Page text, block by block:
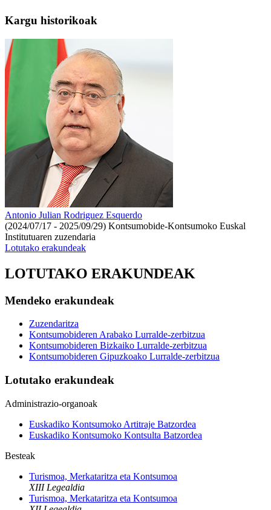
Kargu historikoak
Antonio Julian Rodriguez Esquerdo
(2024/07/17 - 2025/09/29) Kontsumobide-Kontsumoko Euskal
Institutuaren zuzendaria
Lotutako erakundeak
LOTUTAKO ERAKUNDEAK
Mendeko erakundeak
Zuzendaritza
Kontsumobideren Arabako Lurralde-zerbitzua
Kontsumobideren Bizkaiko Lurralde-zerbitzua
Kontsumobideren Gipuzkoako Lurralde-zerbitzua
Lotutako erakundeak
Administrazio-organoak
Euskadiko Kontsumoko Artitraje Batzordea
Euskadiko Kontsumoko Kontsulta Batzordea
Besteak
Turismoa, Merkataritza eta Kontsumoa
XIII Legealdia
Turismoa, Merkataritza eta Kontsumoa